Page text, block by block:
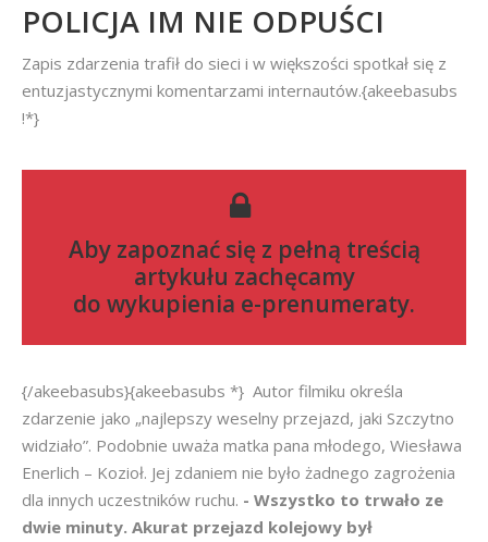
POLICJA IM NIE ODPUŚCI
Zapis zdarzenia trafił do sieci i w większości spotkał się z
entuzjastycznymi komentarzami internautów.{akeebasubs
!*}
Aby zapoznać się z pełną treścią
artykułu zachęcamy
do wykupienia e-prenumeraty.
{/akeebasubs}{akeebasubs *} Autor filmiku określa
zdarzenie jako „najlepszy weselny przejazd, jaki Szczytno
widziało”. Podobnie uważa matka pana młodego, Wiesława
Enerlich – Kozioł. Jej zdaniem nie było żadnego zagrożenia
dla innych uczestników ruchu. - Wszystko to trwało ze
dwie minuty. Akurat przejazd kolejowy był